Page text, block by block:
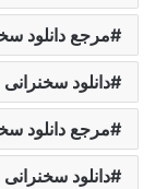
مرجع دانلود
دانلود
مرجع دانلود
دانلود